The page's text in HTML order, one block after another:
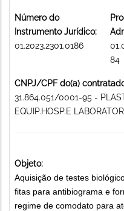
Número do
Instrumento Jurídico:
01.2023.2301.0186
84
CNPJ/CPF do(a)
31.864.051/0001-95 -
EQUIP.HOSP.E
Objeto:
Aquisição de testes
fitas para antibiograma e
regime de comodato para